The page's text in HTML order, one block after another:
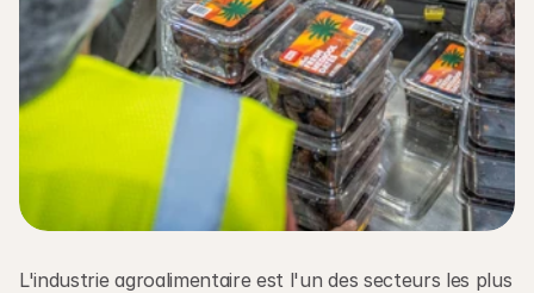
L'industrie agroalimentaire est l'un des secteurs les plus